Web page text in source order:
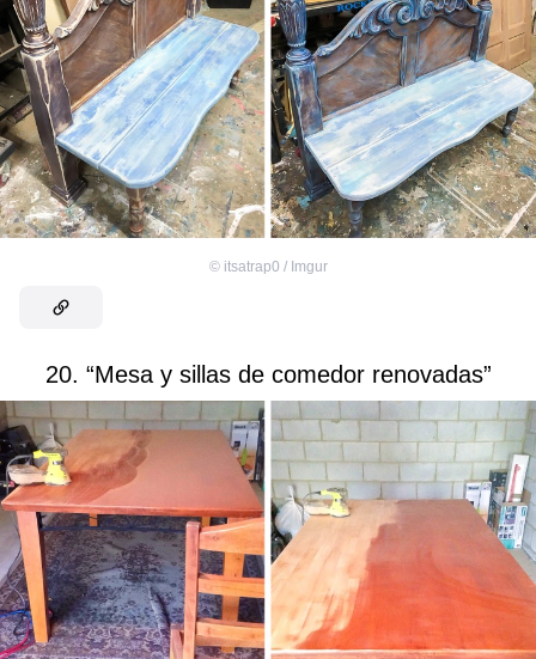
© itsatrap0 / Imgur
20. “Mesa y sillas de comedor renovadas”